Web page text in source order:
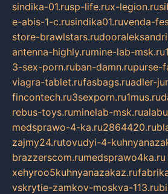
sindika-01.rusp-life.rux-legion.ru
e-abis-1-c.rusindika01.ruvenda-
store-brawlstars.ru
antenna-highly.rumine-lab-msk.ru
3-sex-porn.ruban-damn.rupurse-
viagra-tablet.rufasbags.ruadler-
fincontech.ru3sexporn.ru1mus.ru
rebus-toys.ruminelab-msk.ru
medsprawo-4-ka.ru2864420.ru
zajmy24.rutovudyi-4-
brazzerscom.rumedsprawo4ka.ru
xehyroo5kuhnyanazakaz.ru
vskrytie-zamkov-moskva-113.ru